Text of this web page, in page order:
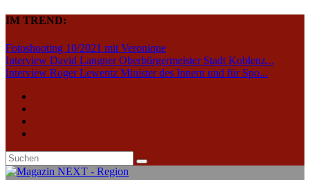
IM TREND:
Fotoshooting 10/2021 mit Veronique
Interview David Langner Oberbürgermeister Stadt Koblenz...
Interview Roger Lewentz Minister des Innern und für Spo...